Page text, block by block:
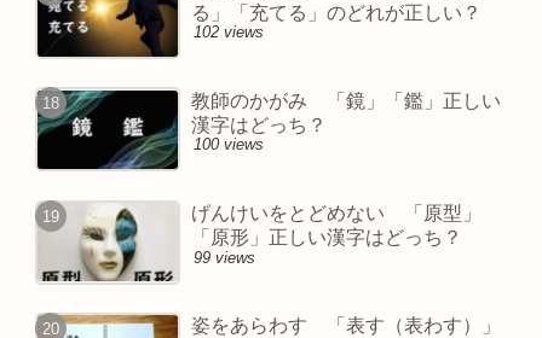
る」「充てる」のどれが正しい？
102 views
教師のかがみ 「鏡」「鑑」正しい
漢字はどっち？
100 views
げんけいをとどめない 「原型」
「原形」正しい漢字はどっち？
99 views
姿をあらわす 「表す（表わす）」